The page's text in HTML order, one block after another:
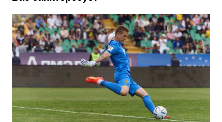
n
i
k
i